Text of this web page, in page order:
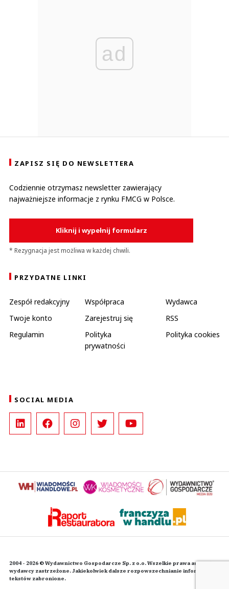
ad
ZAPISZ SIĘ DO NEWSLETTERA
Codziennie otrzymasz newsletter zawierający
najważniejsze informacje z rynku FMCG w Polsce.
Kliknij i wypełnij formularz
* Rezygnacja jest możliwa w każdej chwili.
PRZYDATNE LINKI
Zespół redakcyjny Współpraca
Wydawca
Twoje konto
Zarejestruj się
RSS
Regulamin
Polityka
prywatności
Polityka cookies
SOCIAL MEDIA
2004 - 2026 © Wydawnictwo Gospodarcze Sp. z o.o. Wszelkie prawa autorskie
wydawcy zastrzeżone. Jakiekolwiek dalsze rozpowszechnianie informacji i
tekstów zabronione.